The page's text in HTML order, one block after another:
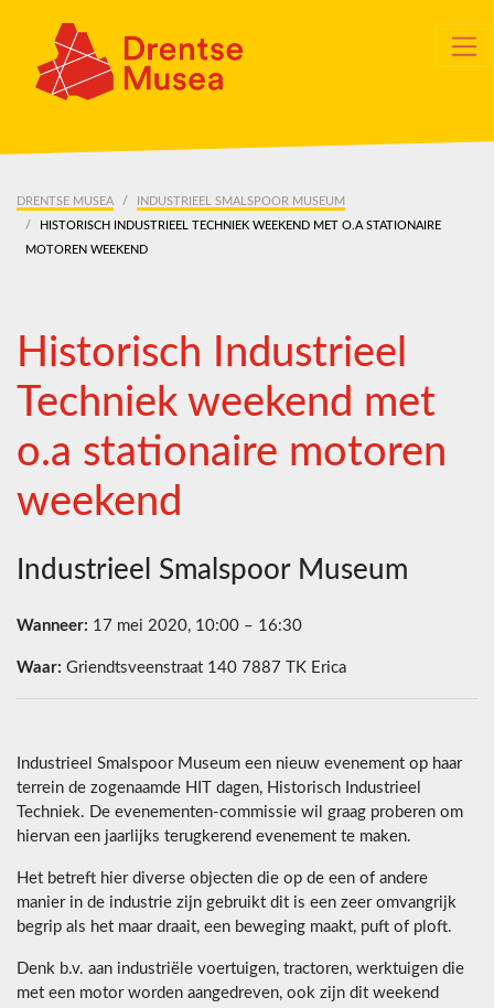
DRENTSE MUSEA
INDUSTRIEEL SMALSPOOR MUSEUM
HISTORISCH INDUSTRIEEL TECHNIEK WEEKEND MET O.A STATIONAIRE
MOTOREN WEEKEND
Historisch Industrieel
Techniek weekend met
o.a stationaire motoren
weekend
Industrieel Smalspoor Museum
Wanneer: 17 mei 2020, 10:00 – 16:30
Waar: Griendtsveenstraat 140 7887 TK Erica
Industrieel Smalspoor Museum een nieuw evenement op haar
terrein de zogenaamde HIT dagen, Historisch Industrieel
Techniek. De evenementen-commissie wil graag proberen om
hiervan een jaarlijks terugkerend evenement te maken.
Het betreft hier diverse objecten die op de een of andere
manier in de industrie zijn gebruikt dit is een zeer omvangrijk
begrip als het maar draait, een beweging maakt, puft of ploft.
Denk b.v. aan industriële voertuigen, tractoren, werktuigen die
met een motor worden aangedreven, ook zijn dit weekend